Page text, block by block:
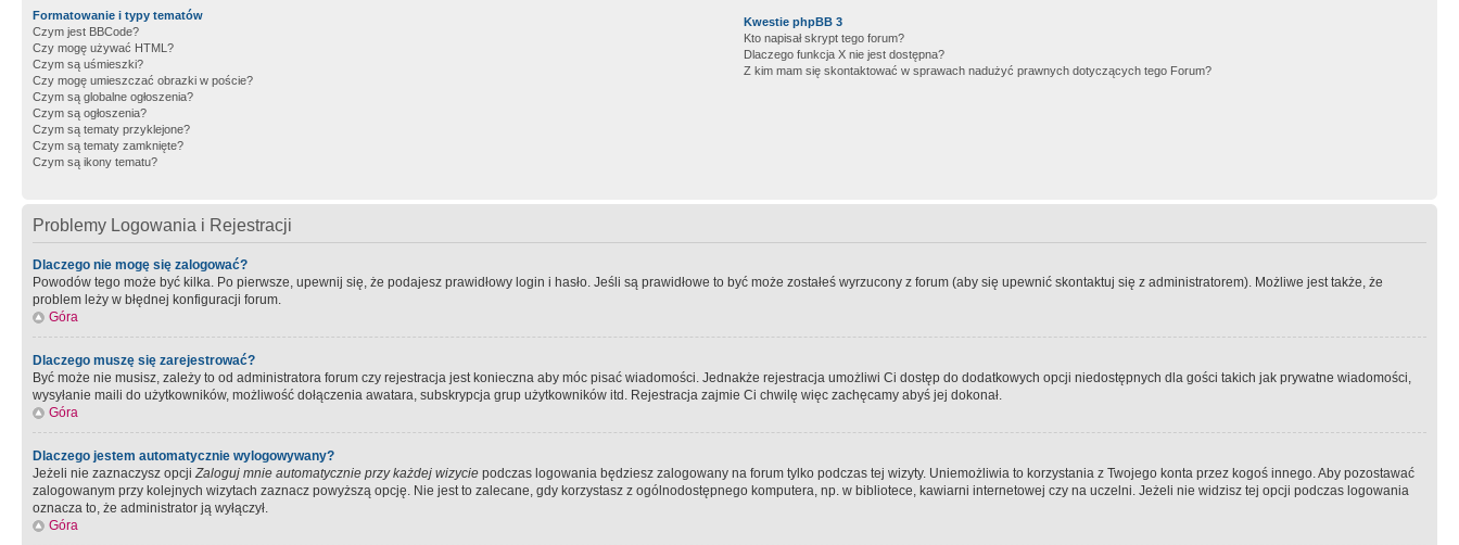
Formatowanie i typy tematów
Czym jest BBCode?
Czy mogę używać HTML?
Czym są uśmieszki?
Czy mogę umieszczać obrazki w poście?
Czym są globalne ogłoszenia?
Czym są ogłoszenia?
Czym są tematy przyklejone?
Czym są tematy zamknięte?
Czym są ikony tematu?
Kwestie phpBB 3
Kto napisał skrypt tego forum?
Dlaczego funkcja X nie jest dostępna?
Z kim mam się skontaktować w sprawach nadużyć prawnych dotyczących tego Forum?
Problemy Logowania i Rejestracji
Dlaczego nie mogę się zalogować?
Powodów tego może być kilka. Po pierwsze, upewnij się, że podajesz prawidłowy login i hasło. Jeśli są prawidłowe to być może zostałeś wyrzucony z forum (aby się upewnić skontaktuj się z administratorem). Możliwe jest także, że
problem leży w błędnej konfiguracji forum.
Góra
Dlaczego muszę się zarejestrować?
Być może nie musisz, zależy to od administratora forum czy rejestracja jest konieczna aby móc pisać wiadomości. Jednakże rejestracja umożliwi Ci dostęp do dodatkowych opcji niedostępnych dla gości takich jak prywatne wiadomości,
wysyłanie maili do użytkowników, możliwość dołączenia awatara, subskrypcja grup użytkowników itd. Rejestracja zajmie Ci chwilę więc zachęcamy abyś jej dokonał.
Góra
Dlaczego jestem automatycznie wylogowywany?
Jeżeli nie zaznaczysz opcjiZaloguj mnie automatycznie przy każdej wizycie podczas logowania będziesz zalogowany na forum tylko podczas tej wizyty. Uniemożliwia to korzystania z Twojego konta przez kogoś innego. Aby pozostawać
zalogowanym przy kolejnych wizytach zaznacz powyższą opcję. Nie jest to zalecane, gdy korzystasz z ogólnodostępnego komputera, np. w bibliotece, kawiarni internetowej czy na uczelni. Jeżeli nie widzisz tej opcji podczas logowania
oznacza to, że administrator ją wyłączył.
Góra